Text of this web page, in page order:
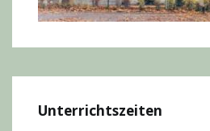
Unterrichtszeiten